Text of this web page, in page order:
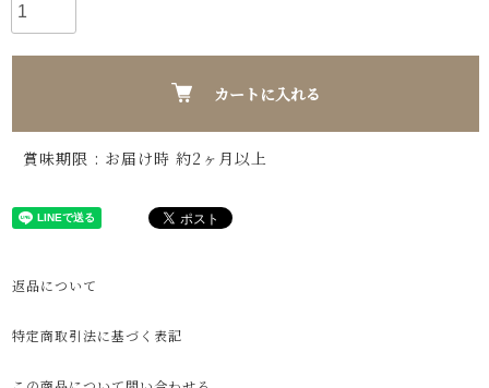
カートに入れる
賞味期限 : お届け時 約2 ヶ 月 以 上
返品について
特定商取引法に基づく表記